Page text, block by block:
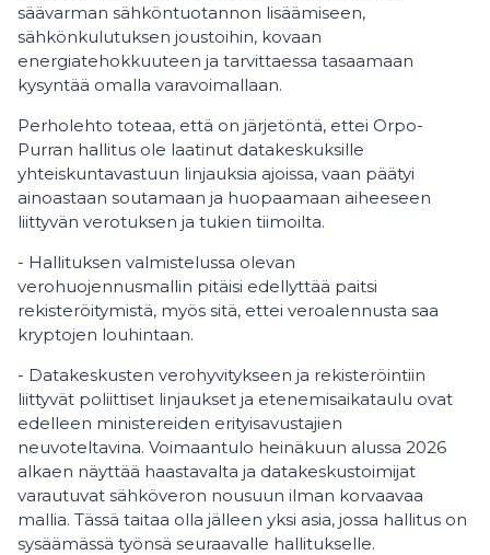
säävarman sähköntuotannon lisäämiseen,
sähkönkulutuksen joustoihin, kovaan
energiatehokkuuteen ja tarvittaessa tasaamaan
kysyntää omalla varavoimallaan.
Perholehto toteaa, että on järjetöntä, ettei Orpo-
Purran hallitus ole laatinut datakeskuksille
yhteiskuntavastuun linjauksia ajoissa, vaan päätyi
ainoastaan soutamaan ja huopaamaan aiheeseen
liittyvän verotuksen ja tukien tiimoilta.
- Hallituksen valmistelussa olevan
verohuojennusmallin pitäisi edellyttää paitsi
rekisteröitymistä, myös sitä, ettei veroalennusta saa
kryptojen louhintaan.
- Datakeskusten verohyvitykseen ja rekisteröintiin
liittyvät poliittiset linjaukset ja etenemisaikataulu ovat
edelleen ministereiden erityisavustajien
neuvoteltavina. Voimaantulo heinäkuun alussa 2026
alkaen näyttää haastavalta ja datakeskustoimijat
varautuvat sähköveron nousuun ilman korvaavaa
mallia. Tässä taitaa olla jälleen yksi asia, jossa hallitus on
sysäämässä työnsä seuraavalle hallitukselle.